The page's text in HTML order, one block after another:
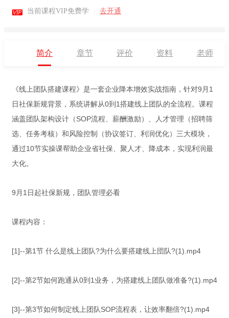
 当前课程VIP免费学 去开通
简介 章节 评价 资料 老师
《线上团队搭建课程》是一套企业降本增效实战指南，针对9月1
日社保新规背景，系统讲解从0到1搭建线上团队的全流程。课程
涵盖团队架构设计（SOP流程、薪酬激励）、人才管理（招聘筛
选、任务考核）和风险控制（协议签订、利润优化）三大模块，
通过10节实操课帮助企业省社保、聚人才、降成本，实现利润最
大化。
9月1日起社保新规，团队管理必看
课程内容：
[1]--第1节 什么是线上团队?为什么要搭建线上団队?(1).mp4
[2]--第2节如何跑通从0到1业务，为搭建线上团队做准备?(1).mp4
[3]--第3节如何制定线上团队SOP流程表，让效率翻倍?(1).mp4